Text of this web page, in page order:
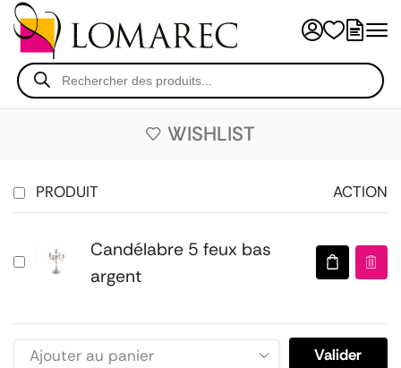
WISHLIST
PRODUIT ACTION
Candélabre 5 feux bas
argent
Valider